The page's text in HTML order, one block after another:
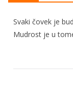
Svaki čovek je
Mudrost je u